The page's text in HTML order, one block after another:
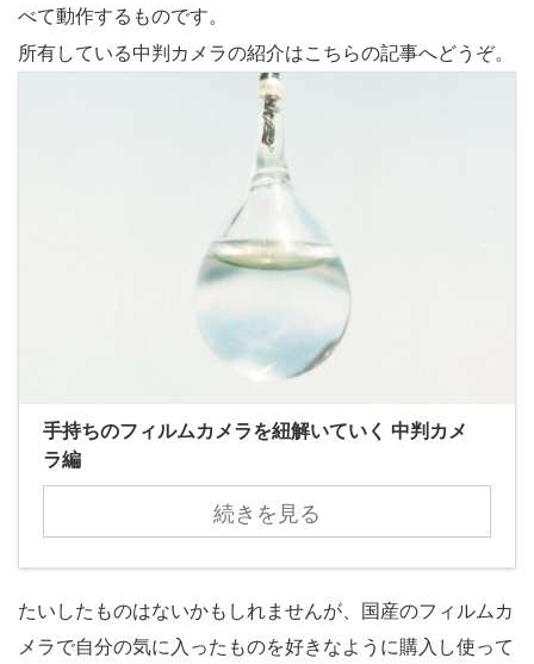
べて動作するものです。
所有している中判カメラの紹介はこちらの記事へどうぞ。
手持ちのフィルムカメラを紐解いていく 中判カメ
ラ編
続きを見る
たいしたものはないかもしれませんが、国産のフィルムカ
メラで自分の気に入ったものを好きなように購入し使って